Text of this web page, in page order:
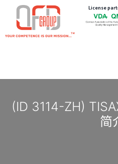
License
(ID 3114-ZH)
简